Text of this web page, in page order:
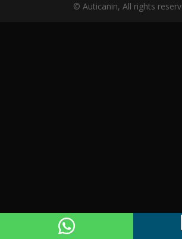
© Auticanin, All rights